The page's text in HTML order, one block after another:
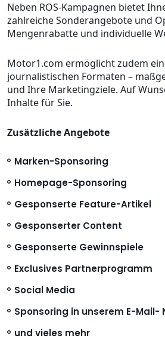
Neben ROS-Kampagnen bietet
zahlreiche Sonderangebote und
Mengenrabatte und individuelle
Motor1.com ermöglicht zudem
journalistischen Formaten –
und Ihre Marketingziele. Auf
Inhalte für Sie.
Zusätzliche Angebote
Marken-Sponsoring
Homepage-Sponsoring
Gesponserte Feature-Artikel
Gesponserter Content
Gesponserte Gewinnspiele
Exclusives Partnerprogramm
Social Media
Sponsoring in unserem E-Mail-
und vieles mehr